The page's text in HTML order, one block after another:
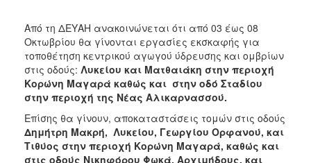
2011
2010
2006
ΤΟΠΟΣ
Από τη ΔΕΥΑΗ ανακοινώνεται ότι από 03 έως 08
Οκτωβρίου θα γίνονται εργασίες εκσκαφής για
τοποθέτηση κεντρικού αγωγού ύδρευσης και ομβρίων
στις οδούς: Λυκείου και Ματθαιάκη στην περιοχή
Κορώνη Μαγαρά καθώς και στην οδό Σταδίου
στην περιοχή της Νέας Αλικαρνασσού.
Επίσης θα γίνουν, αποκαταστάσεις τομών στις οδούς
Δημήτρη Μακρή, Λυκείου, Γεωργίου Ορφανού, και
Τιθύος στην περιοχή Κορώνη Μαγαρά, καθώς και
στις οδούς Νικηφόρου Φωκά, Αρχιμήδους, και